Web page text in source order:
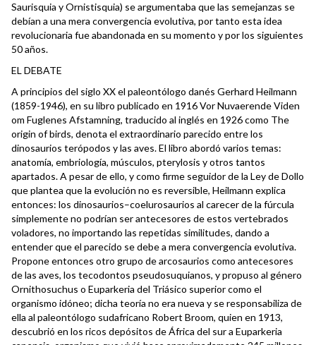
Saurisquia y Ornistisquia) se argumentaba que las semejanzas se
debían a una mera convergencia evolutiva, por tanto esta idea
revolucionaria fue abandonada en su momento y por los siguientes
50 años.
EL DEBATE
A principios del siglo XX el paleontólogo danés Gerhard Heilmann
(1859-1946), en su libro publicado en 1916 Vor Nuvaerende Viden
om Fuglenes Afstamning, traducido al inglés en 1926 como The
origin of birds, denota el extraordinario parecido entre los
dinosaurios terópodos y las aves. El libro abordó varios temas:
anatomía, embriología, músculos, pterylosis y otros tantos
apartados. A pesar de ello, y como firme seguidor de la Ley de Dollo
que plantea que la evolución no es reversible, Heilmann explica
entonces: los dinosaurios–coelurosaurios al carecer de la fúrcula
simplemente no podrían ser antecesores de estos vertebrados
voladores, no importando las repetidas similitudes, dando a
entender que el parecido se debe a mera convergencia evolutiva.
Propone entonces otro grupo de arcosaurios como antecesores
de las aves, los tecodontos pseudosuquianos, y propuso al género
Ornithosuchus o Euparkeria del Triásico superior como el
organismo idóneo; dicha teoría no era nueva y se responsabiliza de
ella al paleontólogo sudafricano Robert Broom, quien en 1913,
descubrió en los ricos depósitos de África del sur a Euparkeria